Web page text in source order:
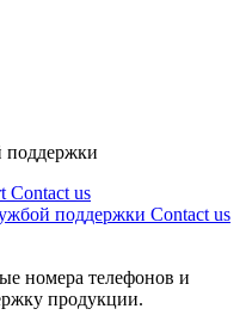
поддержки
Contact us
поддержки Contact us
номера телефонов и
продукции.